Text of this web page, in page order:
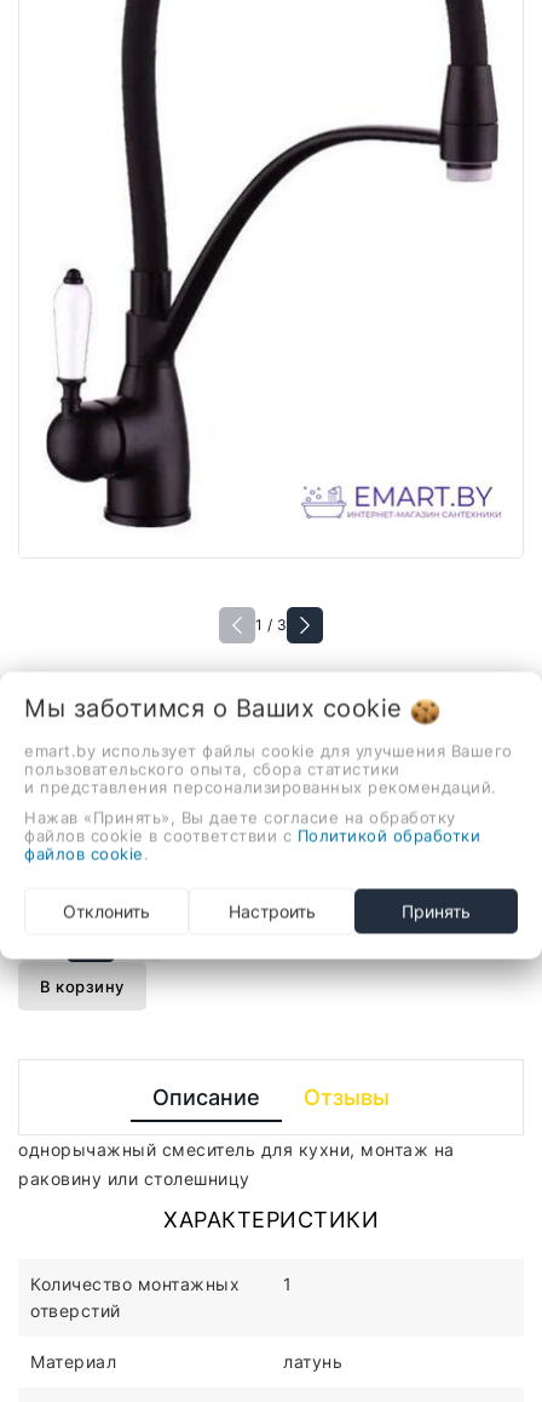
1 / 3
В наличии
Смеситель Rose R153H
275,55 руб.
однорычажный смеситель для кухни, монтаж на
В корзину
Описание Отзывы
однорычажный смеситель для кухни, монтаж на
раковину или столешницу
ХАРАКТЕРИСТИКИ
Количество монтажных
отверстий
1
Материал латунь
Мы заботимся о Ваших cookie
emart.by использует файлы cookie для улучшения Вашего
пользовательского опыта, сбора статистики
и представления персонализированных рекомендаций.
Нажав «Принять», Вы даете согласие на обработку
файлов cookie в соответствии с Политикой обработки
файлов cookie.
Отклонить Настроить Принять